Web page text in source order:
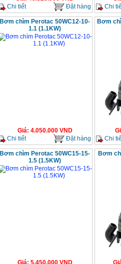
Chi tiết
Đặt hàng
Chi
Bơm chìm Perotac 50WC12-10-
1.1 (1.1KW)
Giá: 4.050.000VND
Chi tiết
Đặt hàng
Bơm
Chi
Bơm chìm Perotac 50WC15-15-
1.5 (1.5KW)
Bơm